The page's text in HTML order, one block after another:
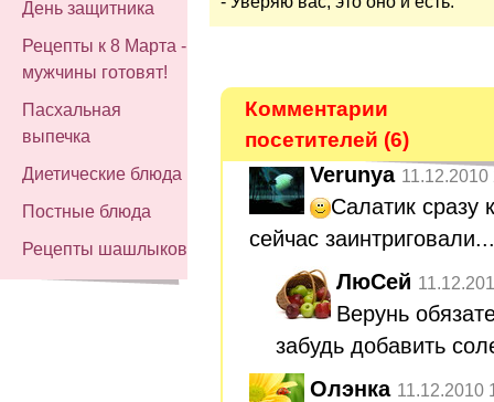
День защитника
Рецепты к 8 Марта -
мужчины готовят!
Пасхальная
выпечка
Диетические блюда
Постные блюда
Рецепты шашлыков
Комментарии
посетителей (6)
Verunya 11.12.2010
Салатик сразу
сейчас
ЛюСей
Верунь
забудь добавить
Олэнка 11.12.2010